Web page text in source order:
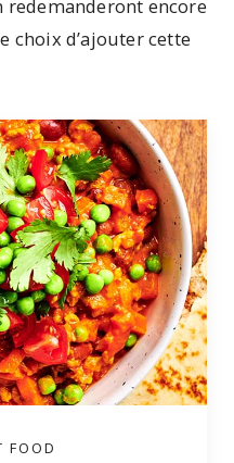
redemanderont encore
choix d’ajouter cette
FOOD